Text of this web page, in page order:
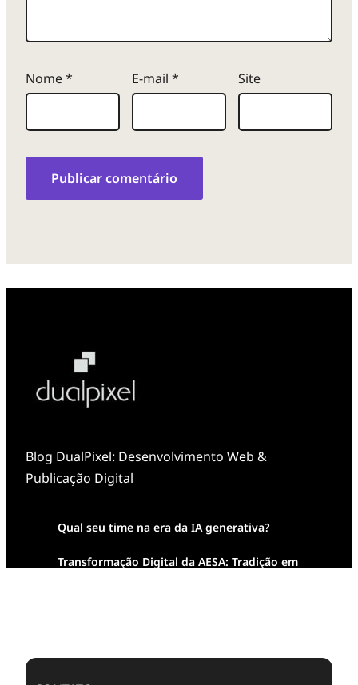
Nome* E-mail * Site
Blog DualPixel: Desenvolvimento Web &
Publicação Digital
Qual seu time na era da IA generativa?
Transformação Digital da AESA: Tradição em